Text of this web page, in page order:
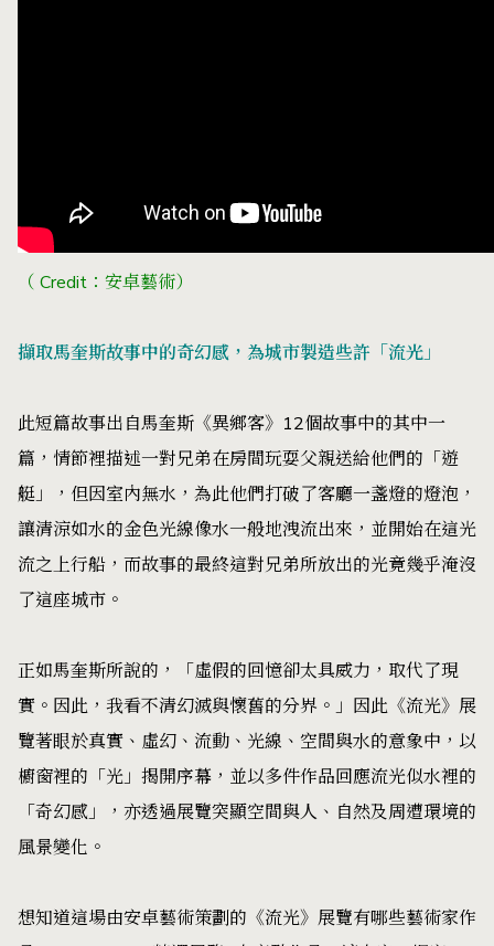
（ Credit：安卓藝術）
擷取馬奎斯故事中的奇幻感，為城市製造些許「流光」
此短篇故事出自馬奎斯《異鄉客》12個故事中的其中一
篇，情節裡描述一對兄弟在房間玩耍父親送給他們的「遊
艇」，但因室內無水，為此他們打破了客廳一盞燈的燈泡，
讓清涼如水的金色光線像水一般地洩流出來，並開始在這光
流之上行船，而故事的最終這對兄弟所放出的光竟幾乎淹沒
了這座城市。
正如馬奎斯所說的，「虛假的回憶卻太具威力，取代了現
實。因此，我看不清幻滅與懷舊的分界。」因此《流光》展
覽著眼於真實、虛幻、流動、光線、空間與水的意象中，以
櫥窗裡的「光」揭開序幕，並以多件作品回應流光似水裡的
「奇幻感」，亦透過展覽突顯空間與人、自然及周遭環境的
風景變化。
想知道這場由安卓藝術策劃的《流光》展覽有哪些藝術家作